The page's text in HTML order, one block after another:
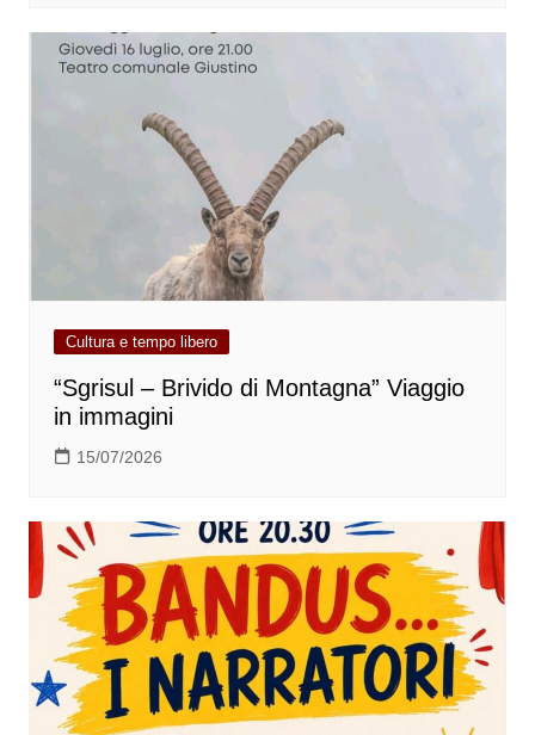
Cultura e tempo libero
“Sgrisul – Brivido di Montagna” Viaggio
in immagini
15/07/2026